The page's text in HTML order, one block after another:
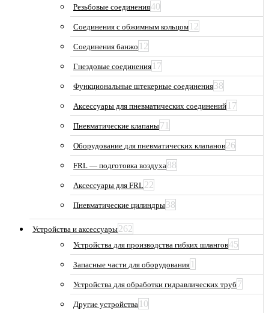
Резьбовые соединения40
Соединения с обжимным кольцом 12
Соединения банжо 12
Гнездовые соединения 17
Функциональные штекерные соединения38
Аксессуары для пневматических соединений 17
Пневматические клапаны71
Оборудование для пневматических клапанов26
FRL — подготовка воздуха 88
Аксессуары для FRL22
Пневматические цилиндры38
Устройства и аксессуары262
Устройства для производства гибких шлангов45
Запасные части для оборудования 1
Устройства для обработки гидравлических труб 7
Другие устройства 10